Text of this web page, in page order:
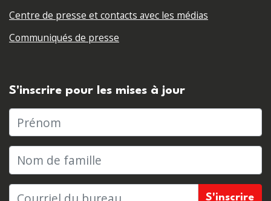
Centre de presse et contacts avec les médias
Communiqués de presse
S'inscrire pour les mises à jour
Prénom
Nom de famille